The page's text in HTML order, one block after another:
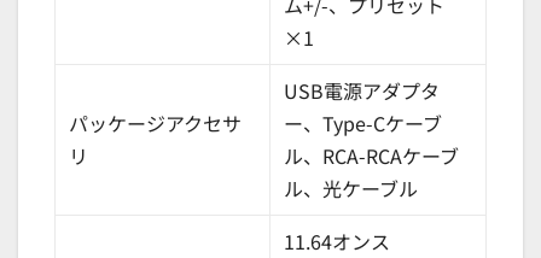
×1
パッケージアクセサ
リ
USB電源アダプタ
ー、Type-Cケーブ
ル、RCA-RCAケーブ
ル、光ケーブル
11.64オンス